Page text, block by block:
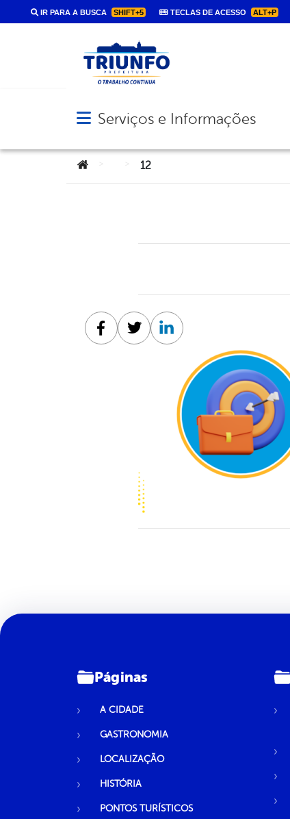
IR PARA A BUSCA SHIFT+5 TECLAS DE ACESSO ALT+P
Abrir menu principal de navegação
Serviços e Informações
Você está aqui:
12
Facebook
TwitterLinkedin
Páginas
A CIDADE
GASTRONOMIA
LOCALIZAÇÃO
HISTÓRIA
PONTOS TURÍSTICOS